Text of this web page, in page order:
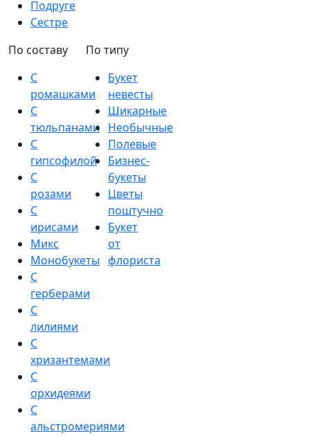
Подруге
Сестре
По составу
С
ромашками
С
тюльпанами
С
гипсофилой
С
розами
С
ирисами
Микс
Монобукеты
С
герберами
С
лилиями
С
хризантемами
С
орхидеями
С
альстромериями
По типу
Букет
невесты
Шикарные
Необычные
Полевые
Бизнес-
букеты
Цветы
поштучно
Букет
от
флориста